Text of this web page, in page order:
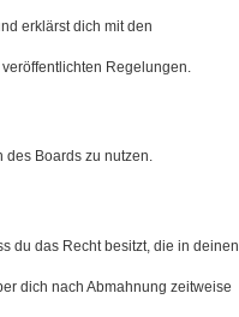
erklärst dich mit den
Regelungen.
des Boards zu nutzen.
du das Recht besitzt, die in deinen
dich nach Abmahnung zeitweise